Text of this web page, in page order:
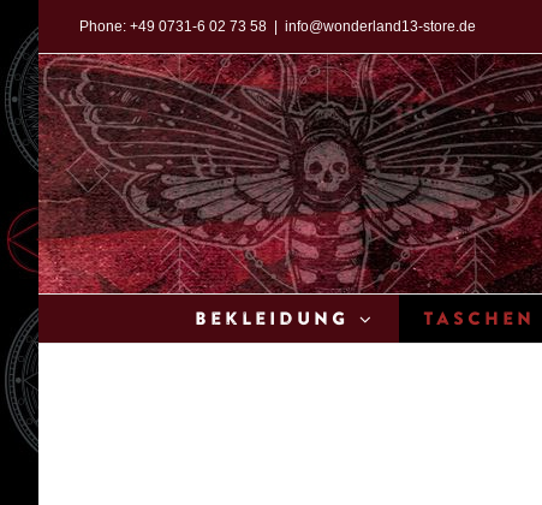
Inhalt
springen
Phone: +49 0731-6 02 73 58 info@wonderland13-store.de
Bekleidung Taschen